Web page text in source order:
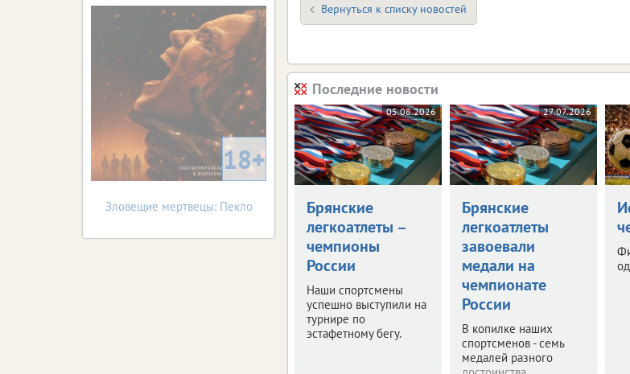
Вернуться к списку новостей
Последние новости
05.08.2026
Брянские
легкоатлеты –
чемпионы
России
Наши спортсмены
успешно выступили на
турнире по
эстафетному бегу.
27.07.2026
Брянские
легкоатлеты
завоевали
медали на
чемпионате
России
В копилке наших
спортсменов - семь
медалей разного
18+
Зловещие мертвецы: Пекло